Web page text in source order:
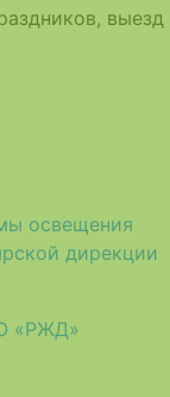
выезд
освещения
дирекции
«РЖД»